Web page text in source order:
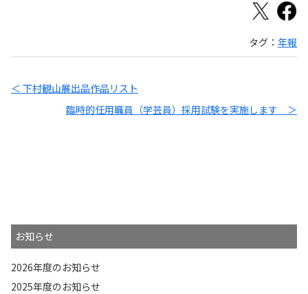
タグ： 年報
＜ 下村観山展出品作品リスト
臨時的任用職員（学芸員）採用試験を実施します ＞
お知らせ
2026年度のお知らせ
2025年度のお知らせ